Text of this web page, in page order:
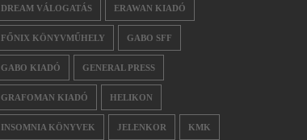
DREAM VÁLOGATÁS ERAWAN KIADÓ
FŐNIX KÖNYVMŰHELY GABO SFF
GABO KIADÓ GENERAL PRESS
GRAFOMAN KIADÓ HELIKON
INSOMNIA KÖNYVEK JELENKOR KMK